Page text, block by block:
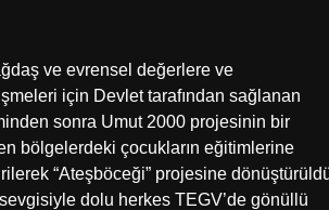
ve evrensel değerlere ve
için Devlet tarafından sağlanan
sonra Umut 2000 projesinin bir
bölgelerdeki çocukların eğitimlerine
“Ateşböceği” projesine
dolu herkes TEGV’de gönüllü